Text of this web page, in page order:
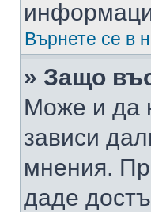
Върнете се в
» Защо
Може и да
зависи
мнения.
даде